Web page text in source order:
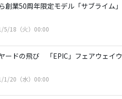
創業50周年限定モデル「サブライム」
5/18（火）00:00
ードの飛び 「EPIC」フェアウェイウ
1/20（水）00:00